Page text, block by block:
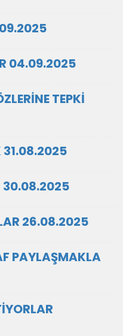
04.09.2025
TEPKİ
31.08.2025
30.08.2025
26.08.2025
PAYLAŞMAKLA